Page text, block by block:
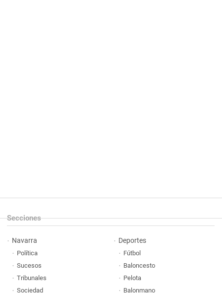
Secciones
Navarra
Política
Sucesos
Tribunales
Sociedad
Deportes
Fútbol
Baloncesto
Pelota
Balonmano